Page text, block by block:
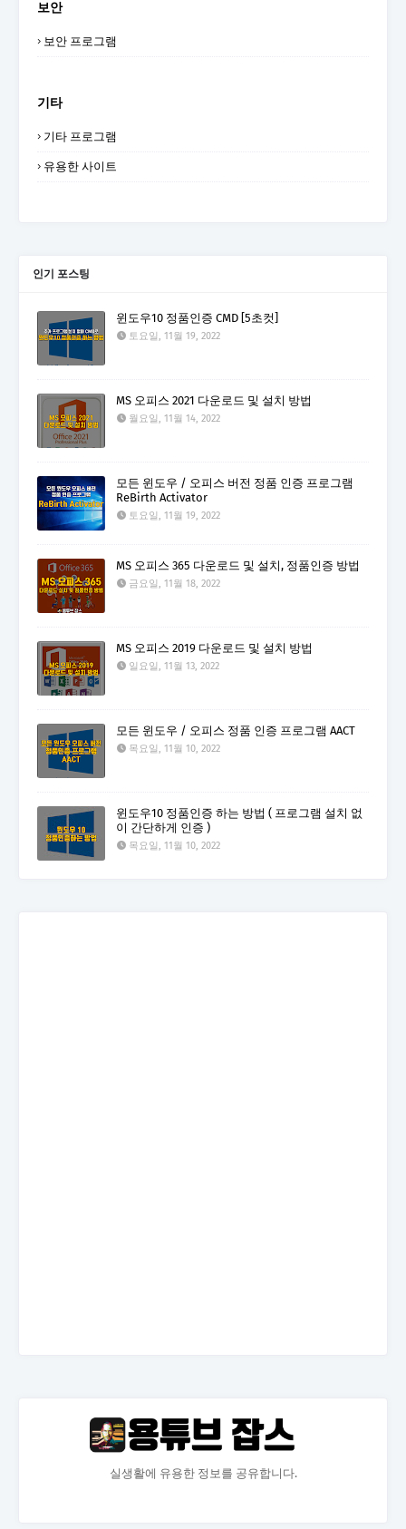
보안
보안 프로그램
기타
기타 프로그램
유용한 사이트
인기 포스팅
윈도우10 정품인증 CMD [5초컷]
토요일, 11월 19, 2022
MS 오피스 2021 다운로드 및 설치 방법
월요일, 11월 14, 2022
모든 윈도우 / 오피스 버전 정품 인증 프로그램
ReBirth Activator
토요일, 11월 19, 2022
MS 오피스 365 다운로드 및 설치, 정품인증 방법
금요일, 11월 18, 2022
MS 오피스 2019 다운로드 및 설치 방법
일요일, 11월 13, 2022
모든 윈도우 / 오피스 정품 인증 프로그램 AACT
목요일, 11월 10, 2022
윈도우10 정품인증 하는 방법 ( 프로그램 설치 없
이 간단하게 인증 )
목요일, 11월 10, 2022
실생활에 유용한 정보를 공유합니다.